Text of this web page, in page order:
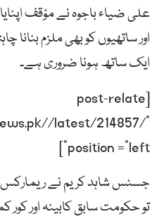
علی ضیاء باجوہ نے مؤقف
اور ساتھیوں کو بھی ملزم بنانا
ایک ساتھ ہونا ضروری ہے۔
[post-relate
latest/214857/”
position =”left”]
جسٹس شاہد کریم نے ریمارکس
تو حکومت سابق کابینہ اور کور